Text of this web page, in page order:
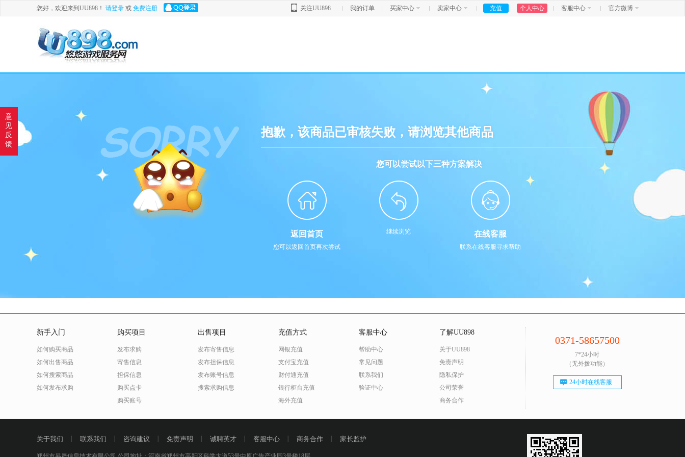
您好，欢迎来到UU898！ 请登录 或 免费注册 关注UU898 我的订单 买家中心 卖家中心 充值 个人中心 客服中心 官方微博
抱歉，该商品已审核失败，请浏览其他商品
您可以尝试以下三种方案解决
返回首页
您可以返回首页再次尝试
继续浏览 在线客服
联系在线客服寻求帮助
新手入门
如何购买商品
如何出售商品
如何搜索商品
如何发布求购
购买项目
发布求购
寄售信息
担保信息
购买点卡
购买账号
出售项目
发布寄售信息
发布担保信息
发布账号信息
搜索求购信息
充值方式
网银充值
支付宝充值
财付通充值
银行柜台充值
海外充值
客服中心
帮助中心
常见问题
联系我们
验证中心
了解UU898
关于UU898
免责声明
隐私保护
公司荣誉
商务合作
0371-58657500
7*24小时
（无外拨功能）
24小时在线客服
关于我们 联系我们 咨询建议 免责声明 诚聘英才 客服中心 商务合作 家长监护
意
见
反
馈